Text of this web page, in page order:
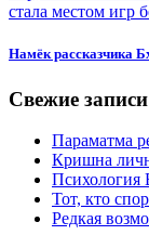
Намёк рассказчика
Свежие записи
Параматма
Кришна
Психология
Тот, кто
Редкая